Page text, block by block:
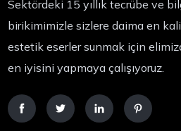
Sektördeki 15 yıllık tecrübe ve
birikimimizle sizlere daima en
estetik eserler sunmak için
en iyisini yapmaya çalışıyoruz.